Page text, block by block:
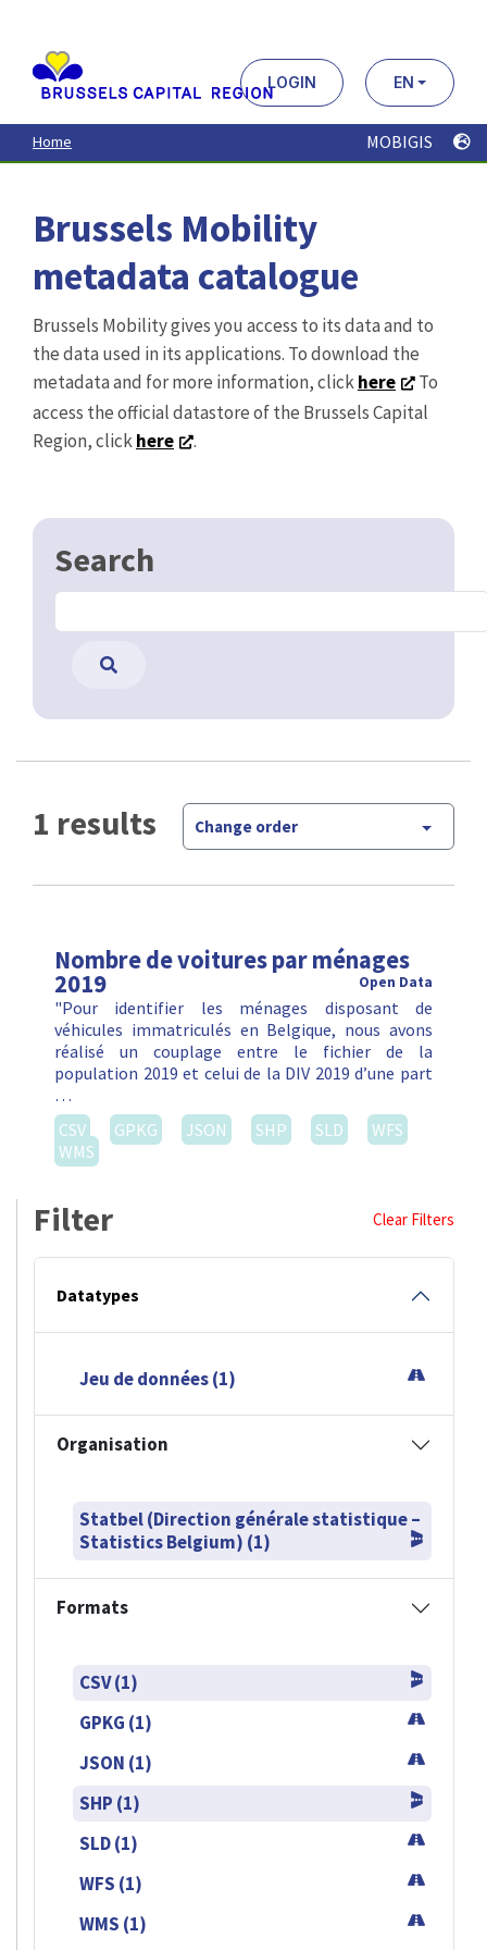
contenu
principal
LOGIN EN
Home MOBIGIS
Brussels Mobility
metadata catalogue
Brussels Mobility gives you access to its data and to
the data used in its applications. To download the
metadata and for more information, clickhere
To
access the official datastore of the Brussels Capital
Region, clickhere .
Search
1 results Change order
Nombre de voitures par ménages
2019 Open Data
"Pour identifier les ménages disposant de
véhicules immatriculés en Belgique, nous avons
réalisé un couplage entre le fichier de la
population 2019 et celui de la DIV 2019 d’une part
…
CSV
GPKG JSON SHP SLD
WFS
WMS
Filter Clear Filters
Datatypes
Jeu de données (1)
Organisation
Statbel (Direction générale statistique –
Statistics Belgium) (1)
Formats
CSV (1)
GPKG (1)
JSON (1)
SHP (1)
SLD (1)
WFS (1)
WMS (1)